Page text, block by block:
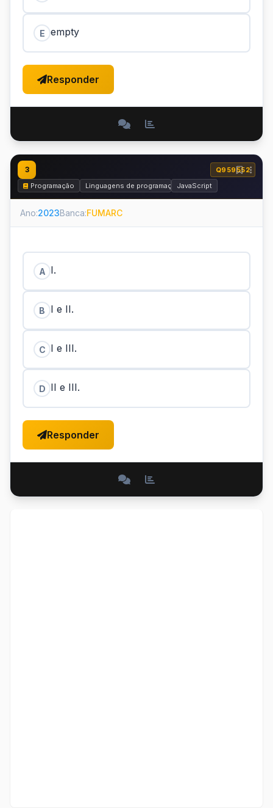
E empty
Responder
3
Q959552
Programação
Linguagens de programaçãoJavaScript
Ano:2023Banca:FUMARC
A I.
B I e II.
C I e III.
D II e III.
Responder